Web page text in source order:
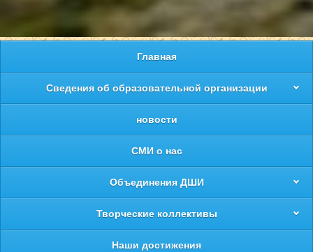
Главная
Сведения об образовательной организации
новости
СМИ о нас
Объединения ДШИ
Творческие коллективы
Наши достижения